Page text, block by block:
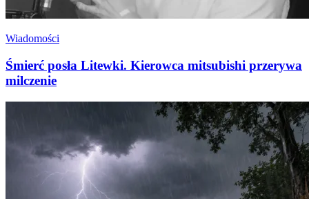
Wiadomości
Śmierć posła Litewki. Kierowca mitsubishi przerywa
milczenie